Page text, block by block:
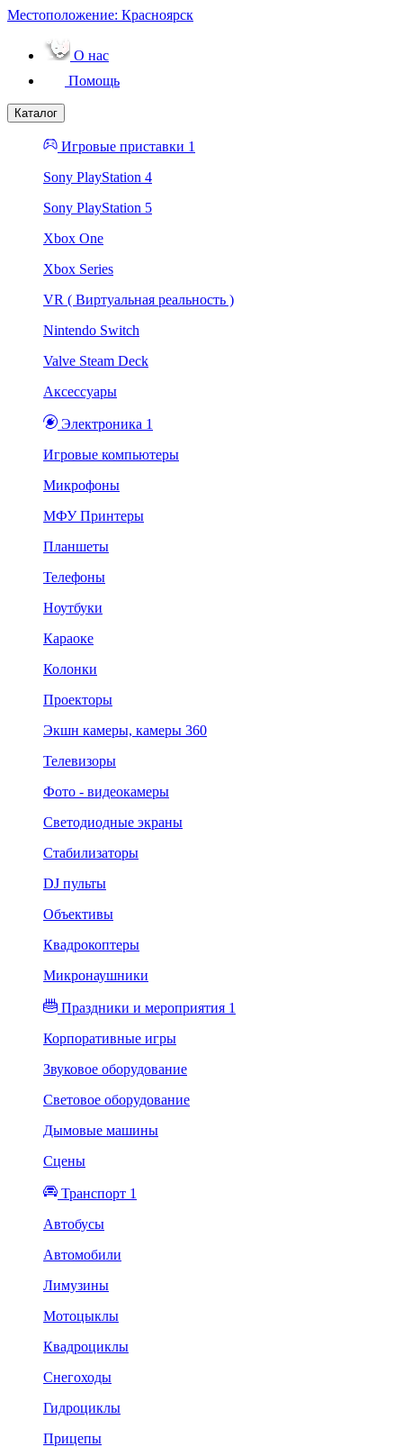
Местоположение: Красноярск
О нас
Помощь
Каталог
Игровые приставки 1
Sony PlayStation 4
Sony PlayStation 5
Xbox One
Xbox Series
VR ( Виртуальная реальность )
Nintendo Switch
Valve Steam Deck
Аксессуары
Электроника 1
Игровые компьютеры
Микрофоны
МФУ Принтеры
Планшеты
Телефоны
Ноутбуки
Караоке
Колонки
Проекторы
Экшн камеры, камеры 360
Телевизоры
Фото - видеокамеры
Светодиодные экраны
Стабилизаторы
DJ пульты
Объективы
Квадрокоптеры
Микронаушники
Праздники и мероприятия 1
Корпоративные игры
Звуковое оборудование
Световое оборудование
Дымовые машины
Сцены
Транспорт 1
Автобусы
Автомобили
Лимузины
Мотоцыклы
Квадроциклы
Снегоходы
Гидроциклы
Прицепы